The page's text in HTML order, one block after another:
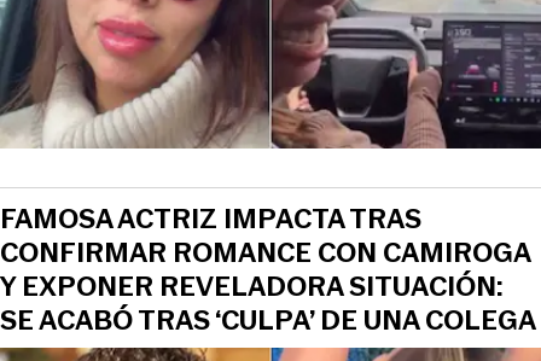
FAMOSA ACTRIZ IMPACTA TRAS
CONFIRMAR ROMANCE CON CAMIROGA
Y EXPONER REVELADORA SITUACIÓN:
SE ACABÓ TRAS ‘CULPA’ DE UNA COLEGA